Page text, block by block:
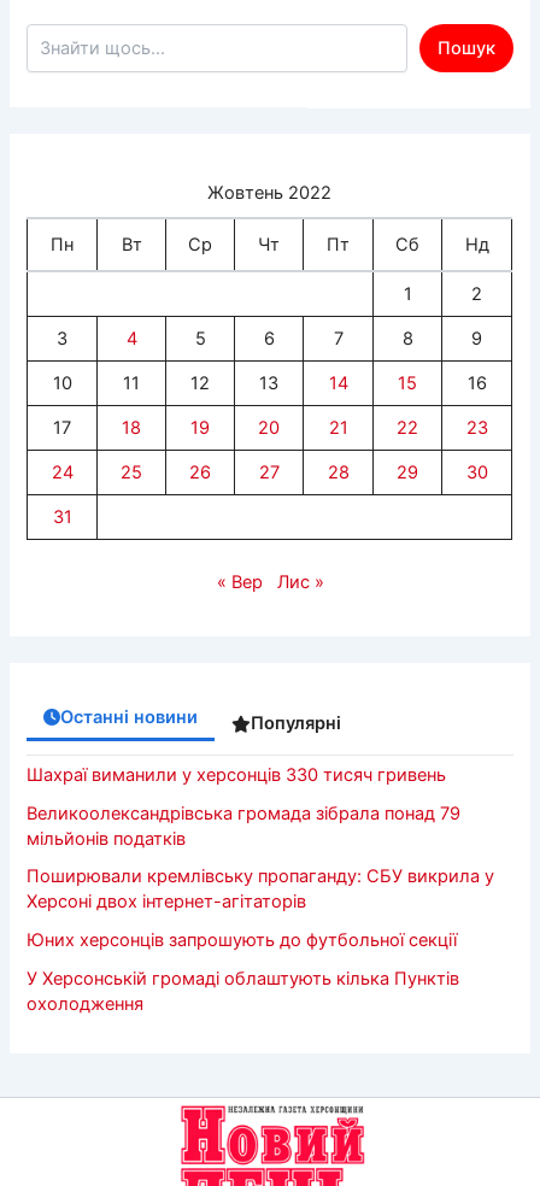
Пошук по сайту
Пошук
Жовтень 2022
Пн Вт Ср Чт Пт Сб Нд
1 2
3 4 5 6 7 8 9
10 11 12 13 14 15 16
17 18 19 20 21 22 23
24 25 26 27 28 29 30
31
« Вер Лис »
Останні новини Популярні
Шахраї виманили у херсонців 330 тисяч гривень
Великоолександрівська громада зібрала понад 79
мільйонів податків
Поширювали кремлівську пропаганду: СБУ викрила у
Херсоні двох інтернет-агітаторів
Юних херсонців запрошують до футбольної секції
У Херсонській громаді облаштують кілька Пунктів
охолодження